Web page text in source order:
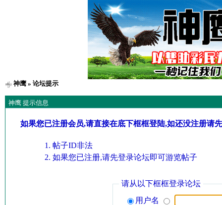
神鹰» 论坛提示
神鹰 提示信息
如果您已注册会员,请直接在底下框框登陆,如还没注册请
帖子ID非法
如果您已注册,请先登录论坛即可游览帖子
请从以下框框登录论坛
用户名